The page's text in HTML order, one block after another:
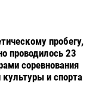
пробегу,
проводилось 23
соревнования
и спорта